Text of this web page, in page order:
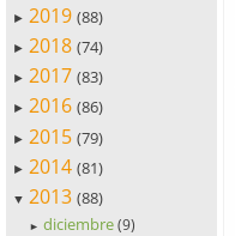
► 2019 (88)
► 2018 (74)
► 2017 (83)
► 2016 (86)
► 2015 (79)
► 2014 (81)
▼ 2013 (88)
► diciembre (9)